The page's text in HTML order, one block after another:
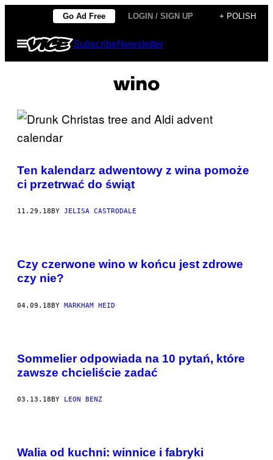
content
Go Ad Free LOGIN / SIGN UP + POLISH
Open
Menu
SubscribeNewsletter
wino
Ten kalendarz adwentowy z wina pomoże
ci przetrwać do świąt
11.29.18 BY JELISA CASTRODALE
Czy czerwone wino w końcu jest zdrowe
czy nie?
04.09.18BY MARKHAM HEID
Sommelier odpowiada na 10 pytań, które
zawsze chcieliście zadać
03.13.18 BY LEON BENZ
Walia od kuchni: winnice i fabryki